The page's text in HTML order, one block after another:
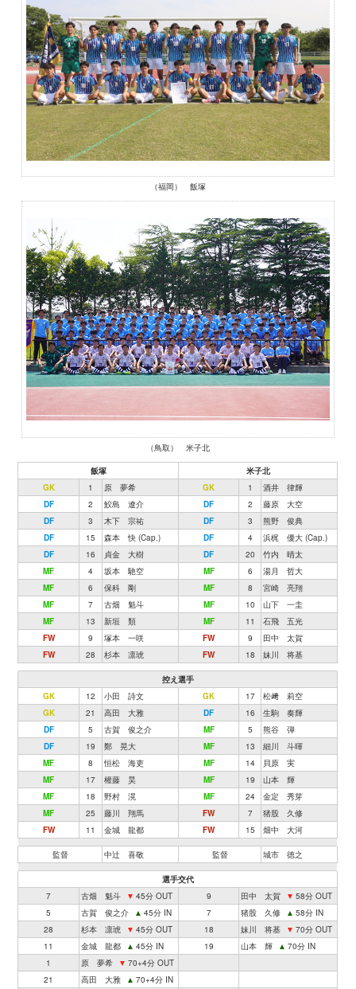
（福岡） 飯塚
（鳥取） 米子北
飯塚
米子北
GK
1 原 夢希 GK 1
酒井 律輝
DF
2 鮫島 遼介 DF 2
藤原 大空
DF
3 木下 宗祐 DF 3
熊野 俊典
DF
15 森本 快 (Cap.) DF 4
浜梶 優大 (Cap.)
DF
16 貞金 大樹 DF 20
竹内 晴太
MF
4 坂本 馳空 MF 6
湯月 哲大
MF
6 保科 剛 MF 8
宮崎 亮翔
MF
7 古畑 魁斗 MF 10
山下 一圭
MF
13 新垣 類 MF 11
石飛 五光
FW
9 塚本 一咲 FW 9
田中 太賀
FW
28 杉本 凛琥 FW 18 妹川 将基
控え選手
GK
12 小田 詩文 GK 17
松﨑 莉空
GK
21 高田 大雅 DF 16
生駒 奏輝
DF
5 古賀 俊之介 MF 5
熊谷 弾
DF
19 鄭 晃大 MF 13
細川 斗暉
MF
8 恒松 海吏 MF 14
貝原 実
MF
17 權藤 昊 MF 19
山本 輝
MF
18 野村 滉 MF 24
金定 秀芽
MF
25 藤川 翔馬 FW 7
猪股 久修
FW
11 金城 龍都 FW 15 畑中 大河
監督 中辻 喜敬 監督 城市 徳之
選手交代
7
古畑 魁斗 ▼ 45分 OUT 9 田中 太賀 ▼ 58分 OUT
5
古賀 俊之介 ▲ 45分 IN 7 猪股 久修 ▲ 58分 IN
28
杉本 凛琥 ▼ 45分 OUT 18 妹川 将基 ▼ 70分 OUT
11
金城 龍都 ▲ 45分 IN 19 山本 輝 ▲ 70分 IN
1
原 夢希 ▼ 70+4分 OUT
21
高田 大雅 ▲ 70+4分 IN